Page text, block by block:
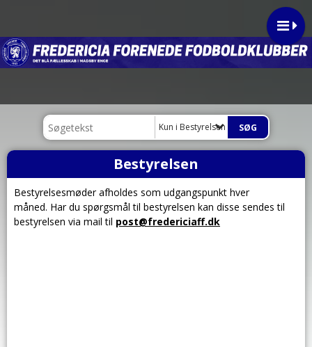
Kun i Bestyrelsen
Bestyrelsen
Bestyrelsesmøder afholdes som udgangspunkt hver
måned. Har du spørgsmål til bestyrelsen kan disse sendes til
bestyrelsen via mail til post@fredericiaff.dk